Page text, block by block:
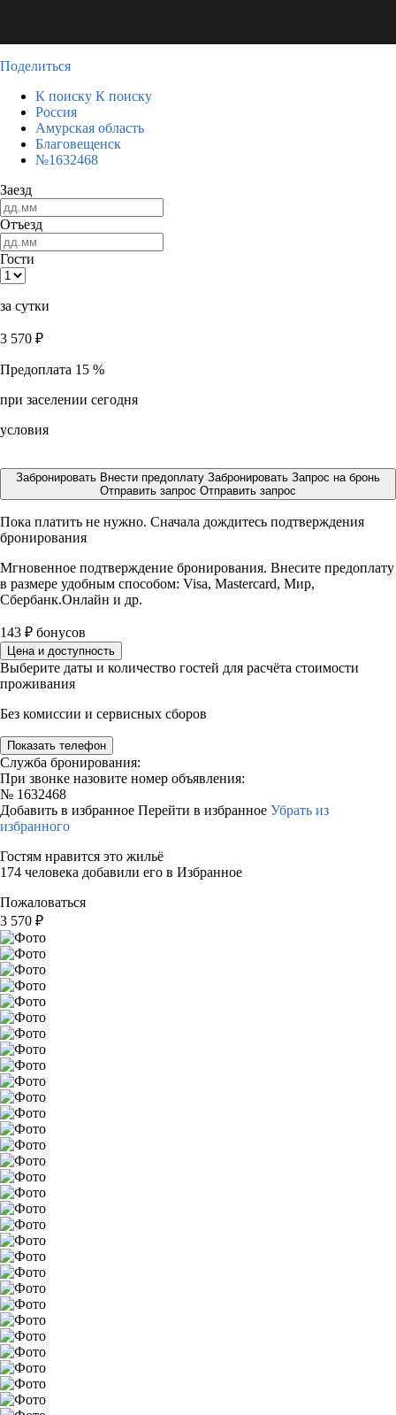
Поделиться
К поиску К поиску
Россия
Амурская область
Благовещенск
№1632468
Заезд
Отъезд
Гости
за сутки
3 570 ₽
Предоплата 15 %
при заселении сегодня
условия
Забронировать Внести предоплату Забронировать Запрос на бронь
Отправить запрос Отправить запрос
Пока платить не нужно. Сначала дождитесь подтверждения
бронирования
Мгновенное подтверждение бронирования. Внесите предоплату
в размере удобным способом: Visa, Mastercard, Мир,
Сбербанк.Онлайн и др.
143 ₽ бонусов
Цена и доступность
Выберите даты и количество гостей для расчёта стоимости
проживания
Без комиссии и сервисных сборов
Показать телефон
Служба бронирования:
При звонке назовите номер объявления:
№ 1632468
Добавить в избранное Перейти в избранное Убрать из
избранного
Гостям нравится это жильё
174 человека добавили его в Избранное
Пожаловаться
3 570 ₽